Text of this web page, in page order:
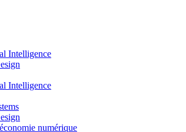
Intelligence
Intelligence
numérique